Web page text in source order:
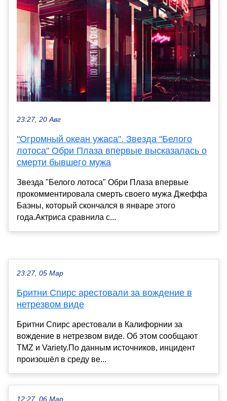
23:27, 20 Авг
"Огромный океан ужаса". Звезда "Белого
лотоса" Обри Плаза впервые высказалась о
смерти бывшего мужа
Звезда "Белого лотоса" Обри Плаза впервые
прокомментировала смерть своего мужа Джеффа
Баэны, который скончался в январе этого
года.Актриса сравнила с...
23:27, 05 Мар
Бритни Спирс арестовали за вождение в
нетрезвом виде
Бритни Спирс арестовали в Калифорнии за
вождение в нетрезвом виде. Об этом сообщают
TMZ и Variety.По данным источников, инцидент
произошёл в среду ве...
12:27, 06 Мар